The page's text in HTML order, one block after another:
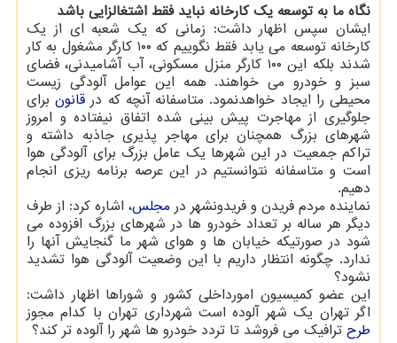
نگاه ما به توسعه یک کارخانه نباید فقط اشتغالزایی باشد
ایشان سپس اظهار داشت: زمانی که یک شعبه ای از یک
کارخانه توسعه می یابد فقط نگوییم که ۱۰۰ کارگر مشغول به کار
شدند بلکه این ۱۰۰ کارگر منزل مسکونی، آب آشامیدنی، فضای
سبز و خودرو می خواهند. همه این عوامل آلودگی زیست
محیطی را ایجاد خواهدنمود. متاسفانه آنچه که در قانونبرای
جلوگیری از مهاجرت پیش بینی شده اتفاق نیفتاده و امروز
شهرهای بزرگ همچنان برای مهاجر پذیری جاذبه داشته و
تراکم جمعیت در این شهرها یک عامل بزرگ برای آلودگی هوا
است و متاسفانه نتوانستیم در این عرصه برنامه ریزی انجام
دهیم.
نماینده مردم فریدن و فریدونشهر در مجلس، اشاره کرد: از طرف
دیگر هر ساله بر تعداد خودرو ها در شهرهای بزرگ افزوده می
شود در صورتیکه خیابان ها و هوای شهر ما گنجایش آنها را
ندارد. چگونه انتظار داریم با این وضعیت آلودگی هوا تشدید
نشود؟
این عضو کمیسیون امورداخلی کشور و شوراها اظهار داشت:
اگر تهران یک شهر آلوده است شهرداری تهران با کدام مجوز
طرح ترافیک می فروشد تا تردد خودرو ها شهر را آلوده تر کند؟